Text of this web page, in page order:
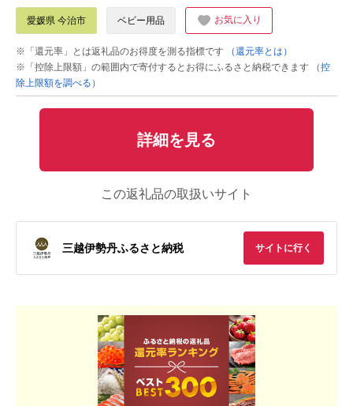
愛媛県 今治市 ベビー用品 お気に入り
※「還元率」とは返礼品のお得度を測る指標です
（還元率とは）
※「控除上限額」の範囲内で寄付するとお得にふるさと納税できます
（控
除上限額を調べる）
詳細を見る
この返礼品の取扱いサイト
三越伊勢丹ふるさと納税 サイトに行く